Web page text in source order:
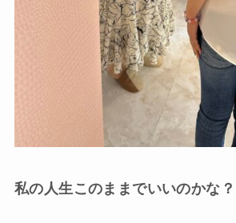
私の人生このままでいいのかな？